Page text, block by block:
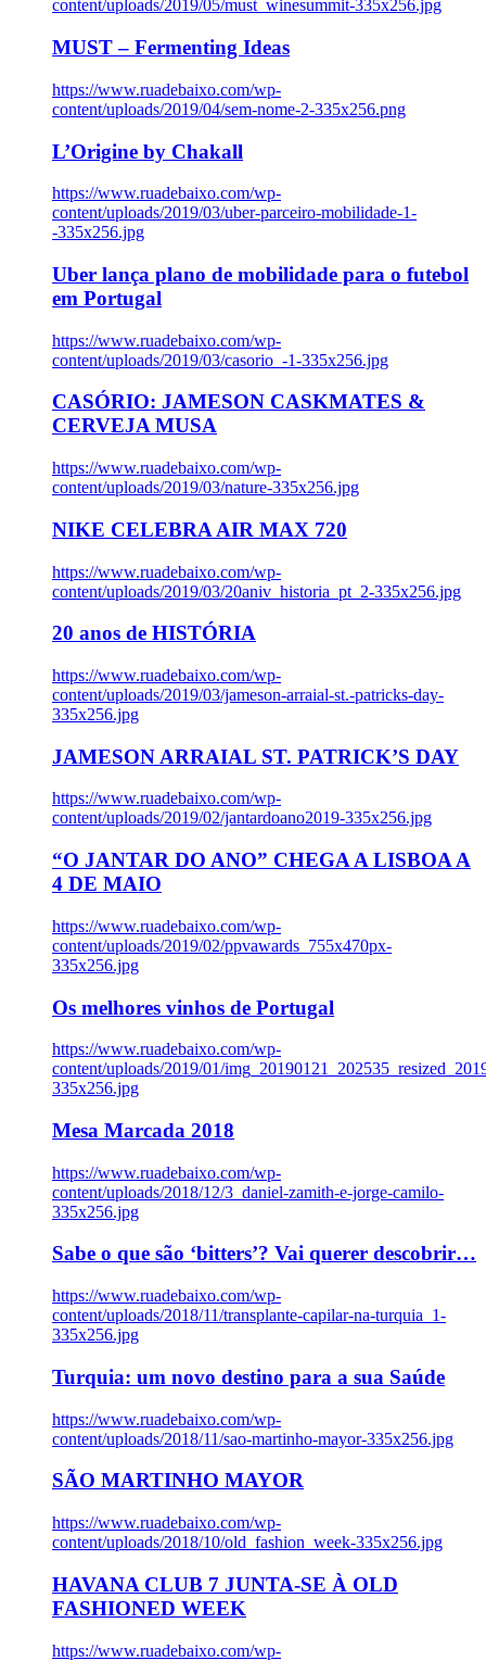
content/uploads/2019/05/must_winesummit-335x256.jpg
MUST – Fermenting Ideas
https://www.ruadebaixo.com/wp-
content/uploads/2019/04/sem-nome-2-335x256.png
L’Origine by Chakall
https://www.ruadebaixo.com/wp-
content/uploads/2019/03/uber-parceiro-mobilidade-1-
-335x256.jpg
Uber lança plano de mobilidade para o futebol
em Portugal
https://www.ruadebaixo.com/wp-
content/uploads/2019/03/casorio_-1-335x256.jpg
CASÓRIO: JAMESON CASKMATES &
CERVEJA MUSA
https://www.ruadebaixo.com/wp-
content/uploads/2019/03/nature-335x256.jpg
NIKE CELEBRA AIR MAX 720
https://www.ruadebaixo.com/wp-
content/uploads/2019/03/20aniv_historia_pt_2-335x256.jpg
20 anos de HISTÓRIA
https://www.ruadebaixo.com/wp-
content/uploads/2019/03/jameson-arraial-st.-patricks-day-
335x256.jpg
JAMESON ARRAIAL ST. PATRICK’S DAY
https://www.ruadebaixo.com/wp-
content/uploads/2019/02/jantardoano2019-335x256.jpg
“O JANTAR DO ANO” CHEGA A LISBOA A
4 DE MAIO
https://www.ruadebaixo.com/wp-
content/uploads/2019/02/ppvawards_755x470px-
335x256.jpg
Os melhores vinhos de Portugal
https://www.ruadebaixo.com/wp-
content/uploads/2019/01/
335x256.jpg
Mesa Marcada 2018
https://www.ruadebaixo.com/wp-
content/uploads/2018/12/3_daniel-zamith-e-jorge-camilo-
335x256.jpg
Sabe o que são ‘bitters’? Vai querer descobrir…
https://www.ruadebaixo.com/wp-
content/uploads/2018/11/transplante-capilar-na-turquia_1-
335x256.jpg
Turquia: um novo destino para a sua Saúde
https://www.ruadebaixo.com/wp-
content/uploads/2018/11/sao-martinho-mayor-335x256.jpg
SÃO MARTINHO MAYOR
https://www.ruadebaixo.com/wp-
content/uploads/2018/10/old_fashion_week-335x256.jpg
HAVANA CLUB 7 JUNTA-SE À OLD
FASHIONED WEEK
https://www.ruadebaixo.com/wp-